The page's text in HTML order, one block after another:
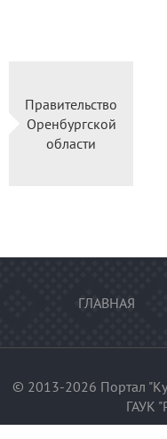
Правительство
Оренбургской
области
ГЛАВНАЯ
© 2013-2026 Портал
ГАУК